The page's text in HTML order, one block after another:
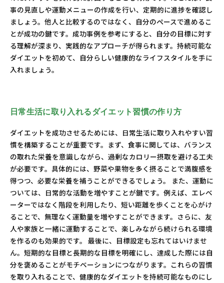
事の見直しや運動メニューの作成を行い、定期的に進捗を確認し
ましょう。他人と比較するのではなく、自分のペースで進めるこ
とが成功の鍵です。成功事例を参考にすると、自分の目標に対す
る理解が深まり、実践的なアプローチが得られます。持続可能な
ダイエットを初めて、自分らしい健康的なライフスタイルを手に
入れましょう。
日常生活に取り入れるダイエット習慣の作り方
ダイエットを成功させるためには、日常生活に取り入れやすい習
慣を構築することが重要です。まず、食事に関しては、バランス
の取れた栄養を意識しながら、過剰なカロリー摂取を避ける工夫
が必要です。具体的には、野菜や果物を多く摂ることで満腹感を
得つつ、必要な栄養を補うことができるでしょう。 また、運動に
ついては、日常的な活動を増やすことが鍵です。例えば、エレベ
ーターではなく階段を利用したり、短い距離を歩くことを心がけ
ることで、無理なく運動量を増やすことができます。さらに、友
人や家族と一緒に運動することで、楽しみながら続けられる環境
を作るのも効果的です。 最後に、目標設定も忘れてはいけませ
ん。短期的な目標と長期的な目標を明確にし、達成した際には自
分を褒めることがモチベーションにつながります。これらの習慣
を取り入れることで、健康的なダイエットを持続可能なものにし